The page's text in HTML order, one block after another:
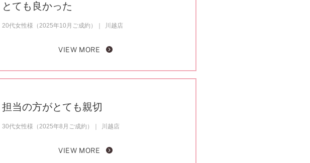
とても良かった
20代女性様（2025年10月ご成約） 川越店
VIEW MORE
担当の方がとても親切
30代女性様（2025年8月ご成約） 川越店
VIEW MORE